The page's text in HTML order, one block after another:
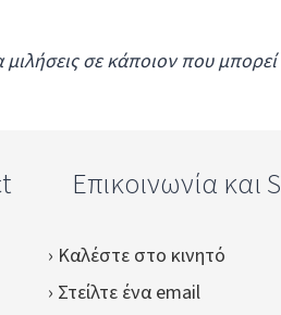
σε κάποιον που
Επικοινωνία και
› Καλέστε στο κινητό
› Στείλτε ένα email